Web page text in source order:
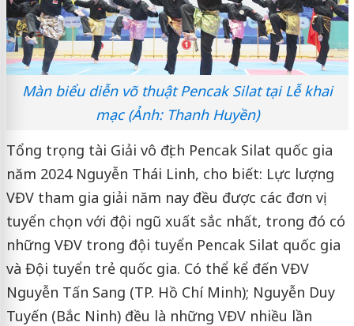
Màn biểu diễn võ thuật Pencak Silat tại Lễ khai
mạc (Ảnh: Thanh Huyền)
Tổng trọng tài Giải vô địch Pencak Silat quốc gia
năm 2024 Nguyễn Thái Linh, cho biết: Lực lượng
VĐV tham gia giải năm nay đều được các đơn vị
tuyển chọn với đội ngũ xuất sắc nhất, trong đó có
những VĐV trong đội tuyển Pencak Silat quốc gia
và Đội tuyển trẻ quốc gia. Có thể kể đến VĐV
Nguyễn Tấn Sang (TP. Hồ Chí Minh); Nguyễn Duy
Tuyến (Bắc Ninh) đều là những VĐV nhiều lần